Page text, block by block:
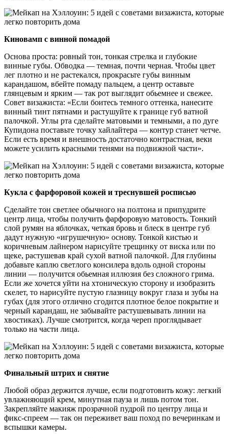
Киновамп с винной помадой
Основа проста: ровный тон, тонкая стрелка и глубокие
винные губы. Обводка — темная, почти черная. Чтобы цвет
лег плотно и не растекался, прокрасьте губы винным
карандашом, вбейте помаду пальцем, а центр оставьте
глянцевым и ярким — так рот выглядит обьемнее и свежее.
Совет визажиста: «Если боитесь темного оттенка, нанесите
винный тинт пятнами и растушуйте к границе губ ватной
палочкой. Углы рта сделайте матовыми и темными, а по дуге
Купидона поставьте точку хайлайтера — контур станет четче.
Если есть время и внешность достаточно контрастная, веки
можете усилить красными тенями на подвижной части».
Кукла с фарфоровой кожей и треснувшей росписью
Сделайте тон светлее обычного на полтона и припудрите
центр лица, чтобы получить фарфоровую матовость. Тонкий
слой румян на яблочках, четкая бровь и блеск в центре губ
дадут нужную «игрушечную» основу. Тонкой кистью и
коричневым лайнером нарисуйте трещинку от виска или по
щеке, растушевав край сухой ватной палочкой. Для глубины
добавьте каплю светлого консилера вдоль одной стороны
линии — получится обьемная иллюзия без сложного грима.
Если же хочется уйти на хтоническую сторону и изобразить
скелет, то нарисуйте пустую глазницу вокруг глаза и зубы на
губах (для этого отлично сгодится плотное белое покрытие и
черный карандаш, не забывайте растушевывать линии на
хвостиках). Лучше смотрится, когда череп проглядывает
только на части лица.
Финальный штрих и снятие
Любой образ держится лучше, если подготовить кожу: легкий
увлажняющий крем, минутная пауза и лишь потом тон.
Закрепляйте макияж прозрачной пудрой по центру лица и
фикс-спреем — так он переживет ваш поход по вечеринкам и
вспышки камеры.